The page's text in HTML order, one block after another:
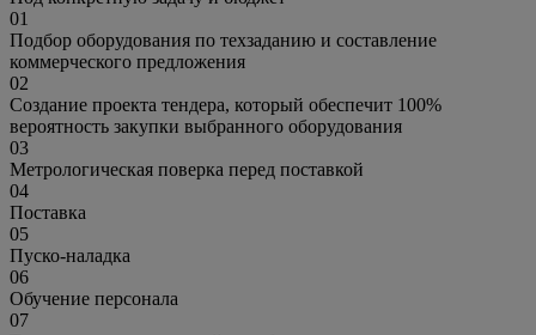
01
Подбор оборудования по техзаданию и составление
коммерческого предложения
02
Создание проекта тендера, который обеспечит 100%
вероятность закупки выбранного оборудования
03
Метрологическая поверка перед поставкой
04
Поставка
05
Пуско-наладка
06
Обучение персонала
07